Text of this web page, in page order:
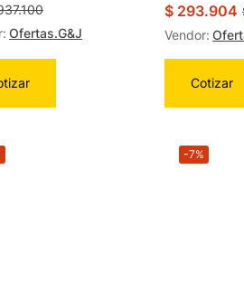
Ofertas.G&J
$ 293.904
Vendor:
Cotizar
-7%